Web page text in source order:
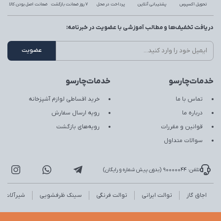
تحویل اکسپرس پشتیبانی آنلاین پرداخت در محل 7 روز ضمانت بازگشت ضمانت اصل بودن کالا
خدمات‌چارسو
تماس با ما
درباره ما
قوانین و مقررات
سوالات متداول
خدمات‌چارسو
خرید اقساطی لوازم آشپزخانه
رویه ارسال سفارش
رویه‌های بازگشت
دریافت تخفیف‌ها و مطالب آموزشی با عضویت در خبرنامه:
تلفن: 90000044 (بدون پیش شماره و رایگان)
اجاق گاز توالت ایرانی توالت فرنگی سینک ظرفشویی شیرآلات